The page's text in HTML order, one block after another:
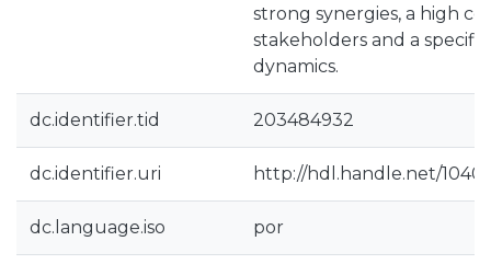
strong synergies, a high
stakeholders and a
dynamics.
dc.identifier.tid 203484932
dc.identifier.uri http://hdl.handle.net/
dc.language.iso por